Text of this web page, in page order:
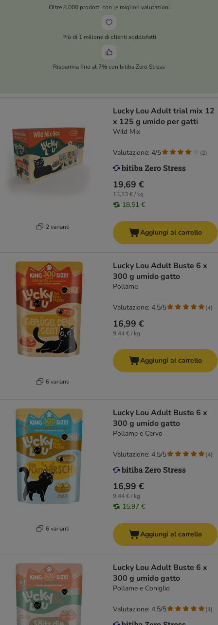
Oltre 8.000 prodotti con le migliori valutazioni
Più di 1 milione di clienti soddisfatti
Risparmia fino al 7% con bitiba Zero Stress
2 varianti
Lucky Lou Adult trial mix 12
x 125 g umido per gatti
Wild Mix
19,69 €
13,13 € / kg
18,51 €
Valutazione: 4/5 (2)
Aggiungi al carrello
6 varianti
Lucky Lou Adult Buste 6 x
300 g umido gatto
Pollame
16,99 €
9,44 € / kg
Valutazione: 4.5/5 (4)
Aggiungi al carrello
6 varianti
Lucky Lou Adult Buste 6 x
300 g umido gatto
Pollame e Cervo
16,99 €
9,44 € / kg
15,97 €
Valutazione: 4.5/5 (4)
Aggiungi al carrello
Lucky Lou Adult Buste 6 x
300 g umido gatto
Pollame e Coniglio
Valutazione: 4.5/5 (4)